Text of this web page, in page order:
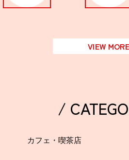
VIEW MORE
/
カフェ・喫茶店